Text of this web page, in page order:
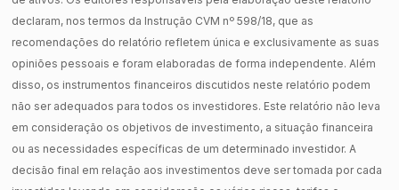
declaram, nos termos da Instrução CVM nº 598/18, que as
recomendações do relatório refletem única e exclusivamente as suas
opiniões pessoais e foram elaboradas de forma independente. Além
disso, os instrumentos financeiros discutidos neste relatório podem
não ser adequados para todos os investidores. Este relatório não leva
em consideração os objetivos de investimento, a situação financeira
ou as necessidades específicas de um determinado investidor. A
decisão final em relação aos investimentos deve ser tomada por cada